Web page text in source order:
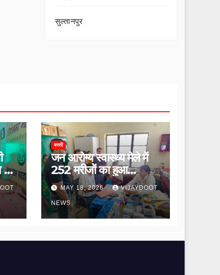
सुल्तानपुर
की
बस्ती
जन आरोग्य स्वास्थ्य मेले में
252 मरीजों का हुआ
उपचार।
MAY 18, 2026 VIJAYDOOT
NEWS